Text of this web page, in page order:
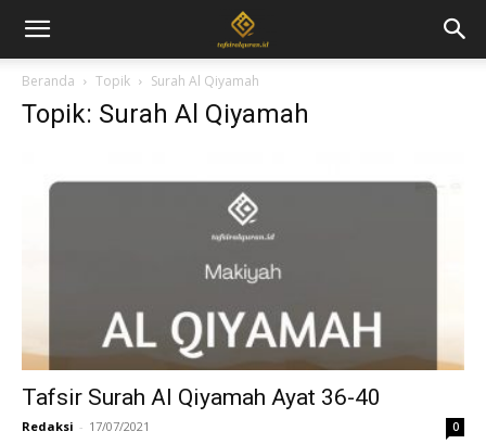
Beranda Topik Surah Al Qiyamah
Topik: Surah Al Qiyamah
Tafsir Surah Al Qiyamah Ayat 36-40
Redaksi - 17/07/2021 0